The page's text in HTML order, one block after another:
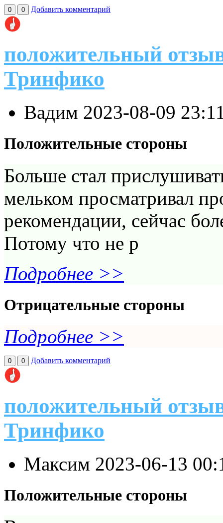
0 0 Добавить комментарий
положительный
Тринфико
Вадим 2023-08-09
Положительные стороны
Больше стал
мельком просматривал
рекомендации, сейчас
Потому что не р
Подробнее >>
Отрицательные стороны
Подробнее >>
0 0 Добавить комментарий
положительный
Тринфико
Максим 2023-06-13
Положительные стороны